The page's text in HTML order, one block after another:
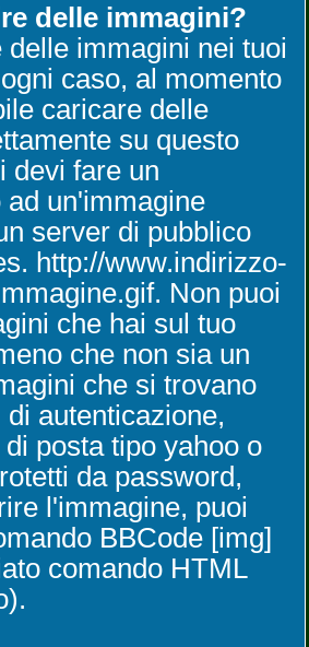
delle immagini?
delle immagini nei tuoi
caso, al momento
caricare delle
su questo
devi fare un
un'immagine
server di pubblico
http://www.indirizzo-
Non puoi
che hai sul tuo
che non sia un
che si trovano
autenticazione,
posta tipo yahoo o
da password,
l'immagine, puoi
BBCode [img]
comando HTML